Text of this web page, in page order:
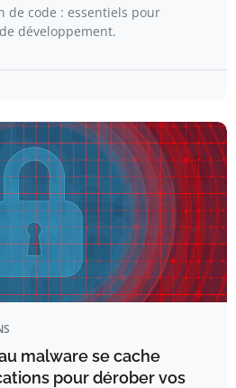
de code : essentiels pour
développement.
malware se cache
pour dérober vos